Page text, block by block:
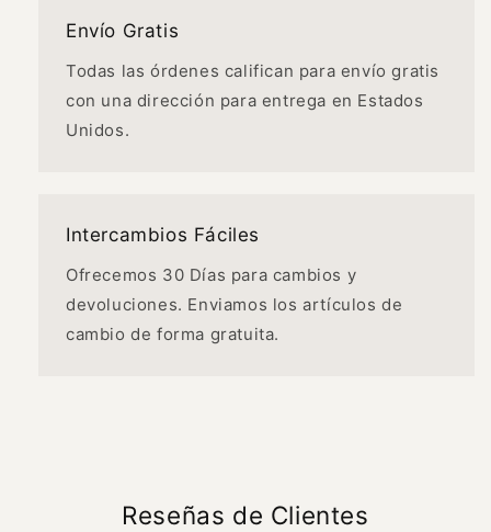
Envío Gratis
Todas las órdenes califican para envío gratis
con una dirección para entrega en Estados
Unidos.
Intercambios Fáciles
Ofrecemos 30 Días para cambios y
devoluciones. Enviamos los artículos de
cambio de forma gratuita.
Reseñas de Clientes